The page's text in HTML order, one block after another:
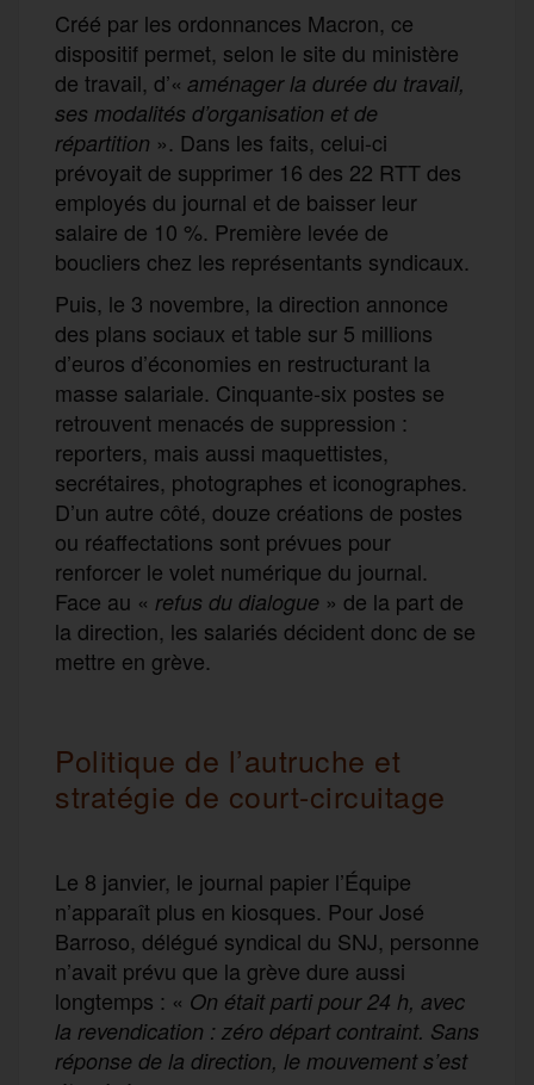
Créé par les ordonnances Macron, ce
dispositif permet, selon le site du ministère
de travail, d’« aménager la durée du travail,
ses modalités d’organisation et de
répartition ». Dans les faits, celui-ci
prévoyait de supprimer 16 des 22 RTT des
employés du journal et de baisser leur
salaire de 10 %. Première levée de
boucliers chez les représentants syndicaux.
Puis, le 3 novembre, la direction annonce
des plans sociaux et table sur 5 millions
d’euros d’économies en restructurant la
masse salariale. Cinquante-six postes se
retrouvent menacés de suppression :
reporters, mais aussi maquettistes,
secrétaires, photographes et iconographes.
D’un autre côté, douze créations de postes
ou réaffectations sont prévues pour
renforcer le volet numérique du journal.
Face au « refus du dialogue » de la part de
la direction, les salariés décident donc de se
mettre en grève.
Politique de l’autruche et
stratégie de court-circuitage
Le 8 janvier, le journal papier l’Équipe
n’apparaît plus en kiosques. Pour José
Barroso, délégué syndical du SNJ, personne
n’avait prévu que la grève dure aussi
longtemps : « On était parti pour 24 h, avec
la revendication : zéro départ contraint. Sans
réponse de la direction, le mouvement s’est